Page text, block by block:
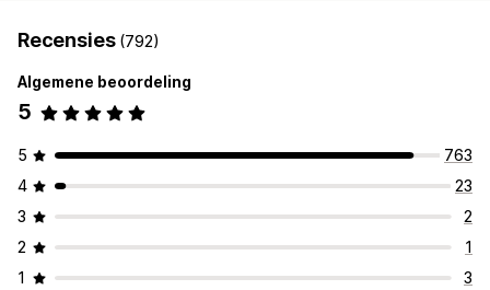
Recensies (792)
Algemene beoordeling
5
5
763
4
23
3
2
2
1
1
3